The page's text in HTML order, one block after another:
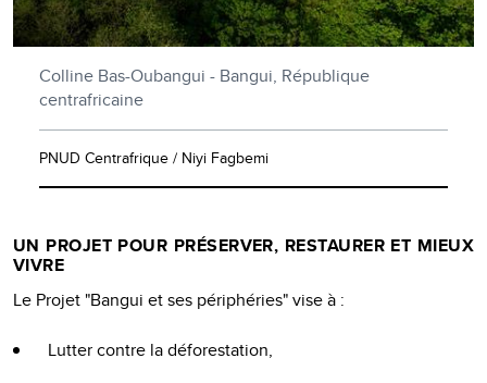
Colline Bas-Oubangui - Bangui, République
centrafricaine
PNUD Centrafrique / Niyi Fagbemi
UN PROJET POUR PRÉSERVER, RESTAURER ET MIEUX
VIVRE
Le Projet "Bangui et ses périphéries" vise à :
Lutter contre la déforestation,